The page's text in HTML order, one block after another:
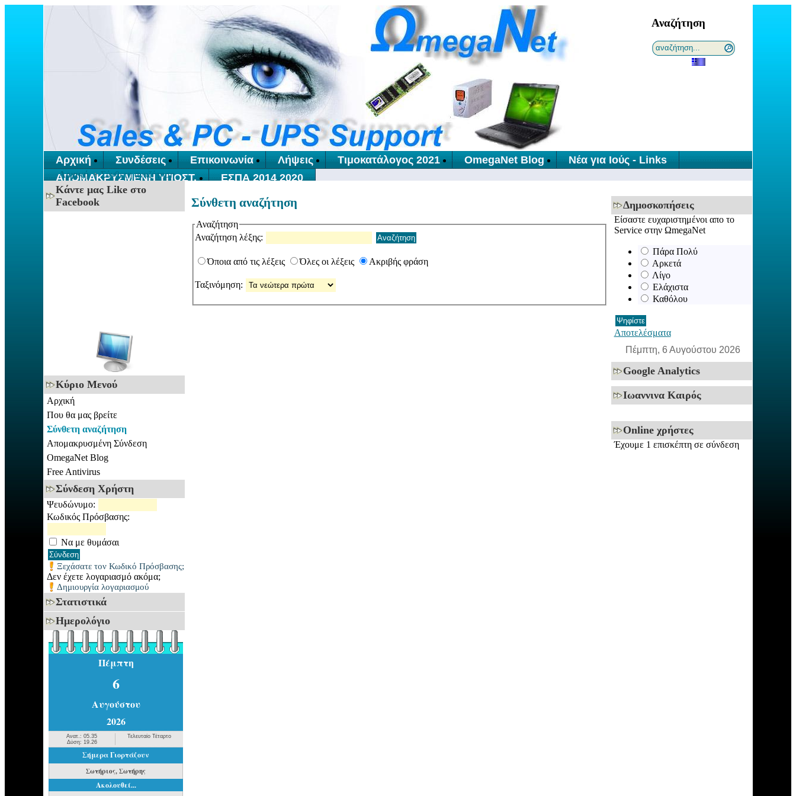
Αναζήτηση
Αρχική Συνδέσεις Επικοινωνία Λήψεις Τιμοκατάλογος 2021 OmegaNet Blog
Νέα για Ιούς - Links
ΑΠΟΜΑΚΡΥΣΜΕΝΗ ΥΠΟΣΤ.
ΕΣΠΑ 2014 2020
Αρχική Σύνθετη αναζήτηση
Σύνθετη αναζήτηση
Αναζήτηση
Αναζήτηση λέξης:
Όποια από τις λέξεις Όλες οι λέξεις Ακριβής φράση
Ταξινόμηση:
Κάντε μας Like στο
Facebook
Κύριο Μενού
Αρχική
Που θα μας βρείτε
Σύνθετη αναζήτηση
Απομακρυσμένη Σύνδεση
OmegaNet Blog
Free Antivirus
Σύνδεση Χρήστη
Ψευδώνυμο:
Κωδικός Πρόσβασης:
Να με θυμάσαι
Ξεχάσατε τον Κωδικό Πρόσβασης;
Δεν έχετε λογαριασμό ακόμα;
Δημιουργία λογαριασμού
Στατιστικά
Ημερολόγιο
Πέμπτη
6
Αυγούστου
2026
Ανατ.: 05.35
Δύση: 19.26
Τελευταίο Τέταρτο
Σήμερα Γιορτάζουν
Σωτήριος, Σωτήρης
Ακολουθεί...
Δημοσκοπήσεις
Είσαστε ευχαριστημένοι απο τo
Service στην ΩmegaNet
Πάρα Πολύ
Αρκετά
Λίγο
Ελάχιστα
Καθόλου
Αποτελέσματα
Πέμπτη, 6 Αυγούστου 2026
Google Analytics
Ιωαννινα Καιρός
Online χρήστες
Έχουμε 1 επισκέπτη σε σύνδεση